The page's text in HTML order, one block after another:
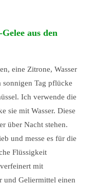
aus den
eine Zitrone, Wasser
Tag pflücke
Ich verwende die
sie mit Wasser. Diese
über Nacht stehen.
und messe es für die
Flüssigkeit
mit
und Geliermittel einen